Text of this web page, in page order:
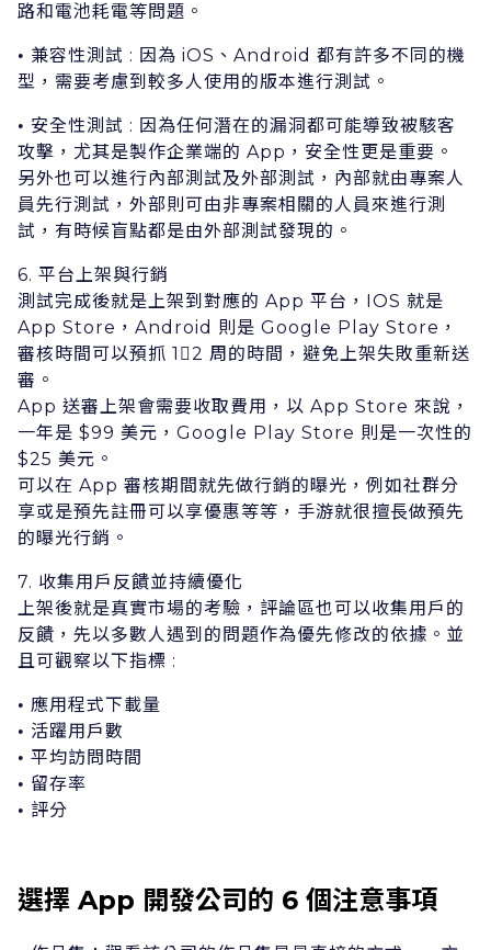
路和電池耗電等問題。
• 兼容性測試 : 因為 iOS、Android 都有許多不同的機
型，需要考慮到較多⼈使⽤的版本進⾏測試。
• 安全性測試 : 因為任何潛在的漏洞都可能導致被駭客
攻擊，尤其是製作企業端的 App，安全性更是重要。
另外也可以進⾏內部測試及外部測試，內部就由專案⼈
員先⾏測試，外部則可由⾮專案相關的⼈員來進⾏測
試，有時候盲點都是由外部測試發現的。
6. 平台上架與⾏銷
測試完成後就是上架到對應的 App 平台，IOS 就是
App Store，Android 則是 Google Play Store，
審核時間可以預抓 12 周的時間，避免上架失敗重新送
審。
App 送審上架會需要收取費⽤，以 App Store 來說，
⼀年是 $99 美元，Google Play Store 則是⼀次性的
$25 美元。
可以在 App 審核期間就先做⾏銷的曝光，例如社群分
享或是預先註冊可以享優惠等等，⼿游就很擅⻑做預先
的曝光⾏銷。
7. 收集⽤戶反饋並持續優化
上架後就是真實市場的考驗，評論區也可以收集⽤戶的
反饋，先以多數⼈遇到的問題作為優先修改的依據。並
且可觀察以下指標 :
• 應⽤程式下載量
• 活躍⽤戶數
• 平均訪問時間
• 留存率
• 評分
選擇 App 開發公司的 6 個注意事項